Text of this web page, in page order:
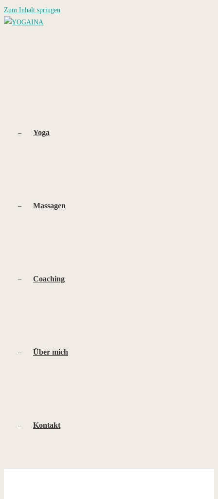
Zum Inhalt springen
Yoga
Massagen
Coaching
Über mich
Kontakt